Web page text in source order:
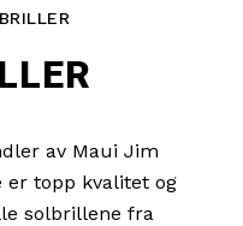
av Maui Jim
er topp kvalitet og
solbrillene fra